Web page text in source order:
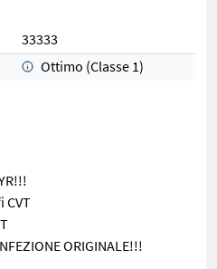
33333
Ottimo (Classe 1)
CVT
ORIGINALE!!!